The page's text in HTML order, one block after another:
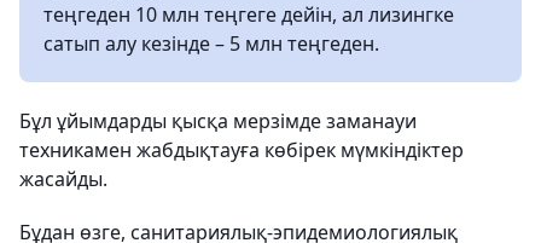
теңгеден 10 млн теңгеге дейін, ал лизингке
сатып алу кезінде – 5 млн теңгеден.
Бұл ұйымдарды қысқа мерзімде заманауи
техникамен жабдықтауға көбірек мүмкіндіктер
жасайды.
Бұдан өзге, санитариялық-эпидемиологиялық